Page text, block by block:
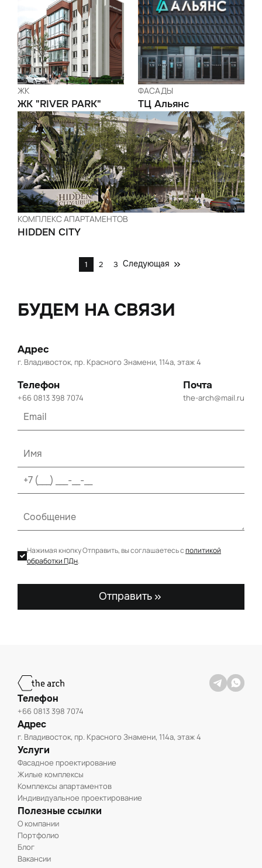
ЖК
ЖК "RIVER PARK"
ФАСАДЫ
ТЦ Альянс
КОМПЛЕКС АПАРТАМЕНТОВ
HIDDEN CITY
1 2 3 Следующая
БУДЕМ НА СВЯЗИ
Адрес
г. Владивосток, пр. Красного Знамени, 114а, этаж 4
Телефон
+66 0813 398 7074
Почта
the-arch@mail.ru
Нажимая кнопку Отправить, вы соглашаетесь сполитикой
обработки ПДн.
Отправить
Телефон
+66 0813 398 7074
Адрес
г. Владивосток, пр. Красного Знамени, 114а, этаж 4
Услуги
Фасадное проектирование
Жилые комплексы
Комплексы апартаментов
Индивидуальное проектирование
Полезные ссылки
О компании
Портфолио
Блог
Вакансии